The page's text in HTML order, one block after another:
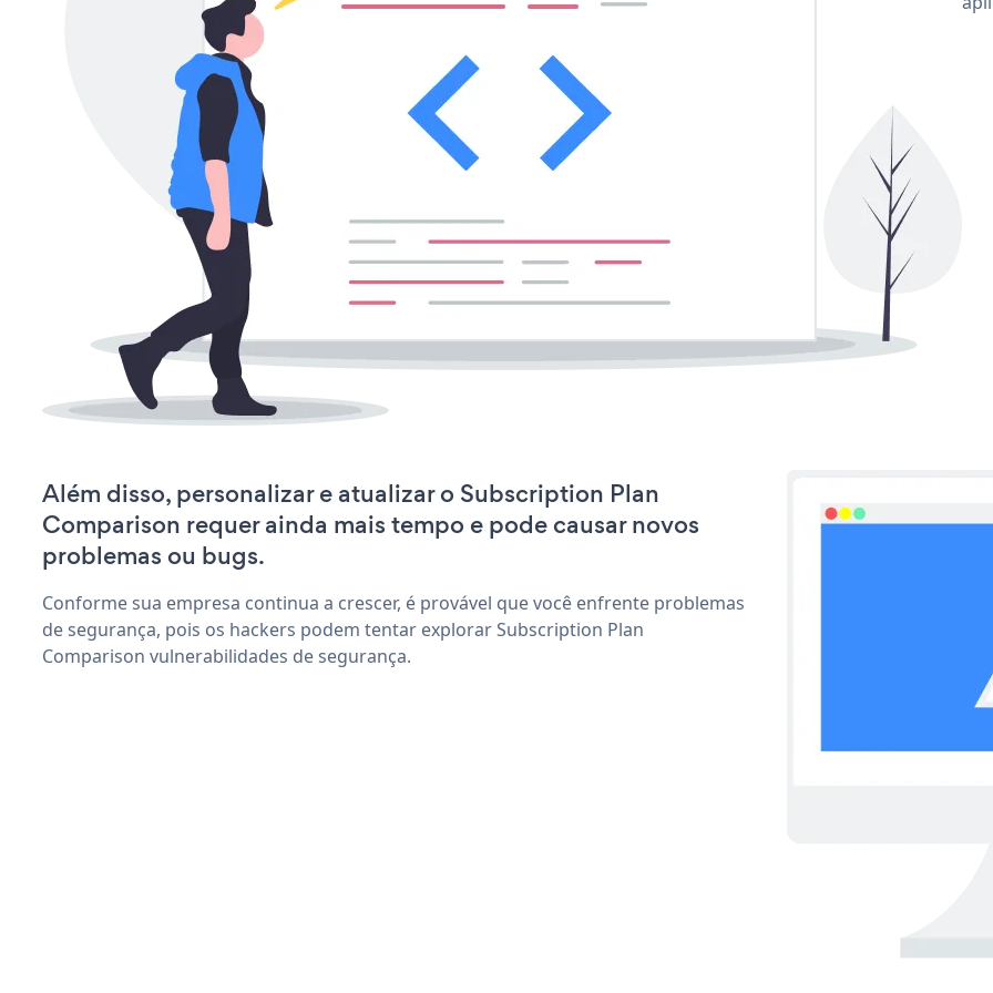
Além disso, personalizar e atualizar o Subscription Plan
Comparison requer ainda mais tempo e pode causar novos
problemas ou bugs.
Conforme sua empresa continua a crescer, é provável que você enfrente problemas
de segurança, pois os hackers podem tentar explorar Subscription Plan
Comparison vulnerabilidades de segurança.